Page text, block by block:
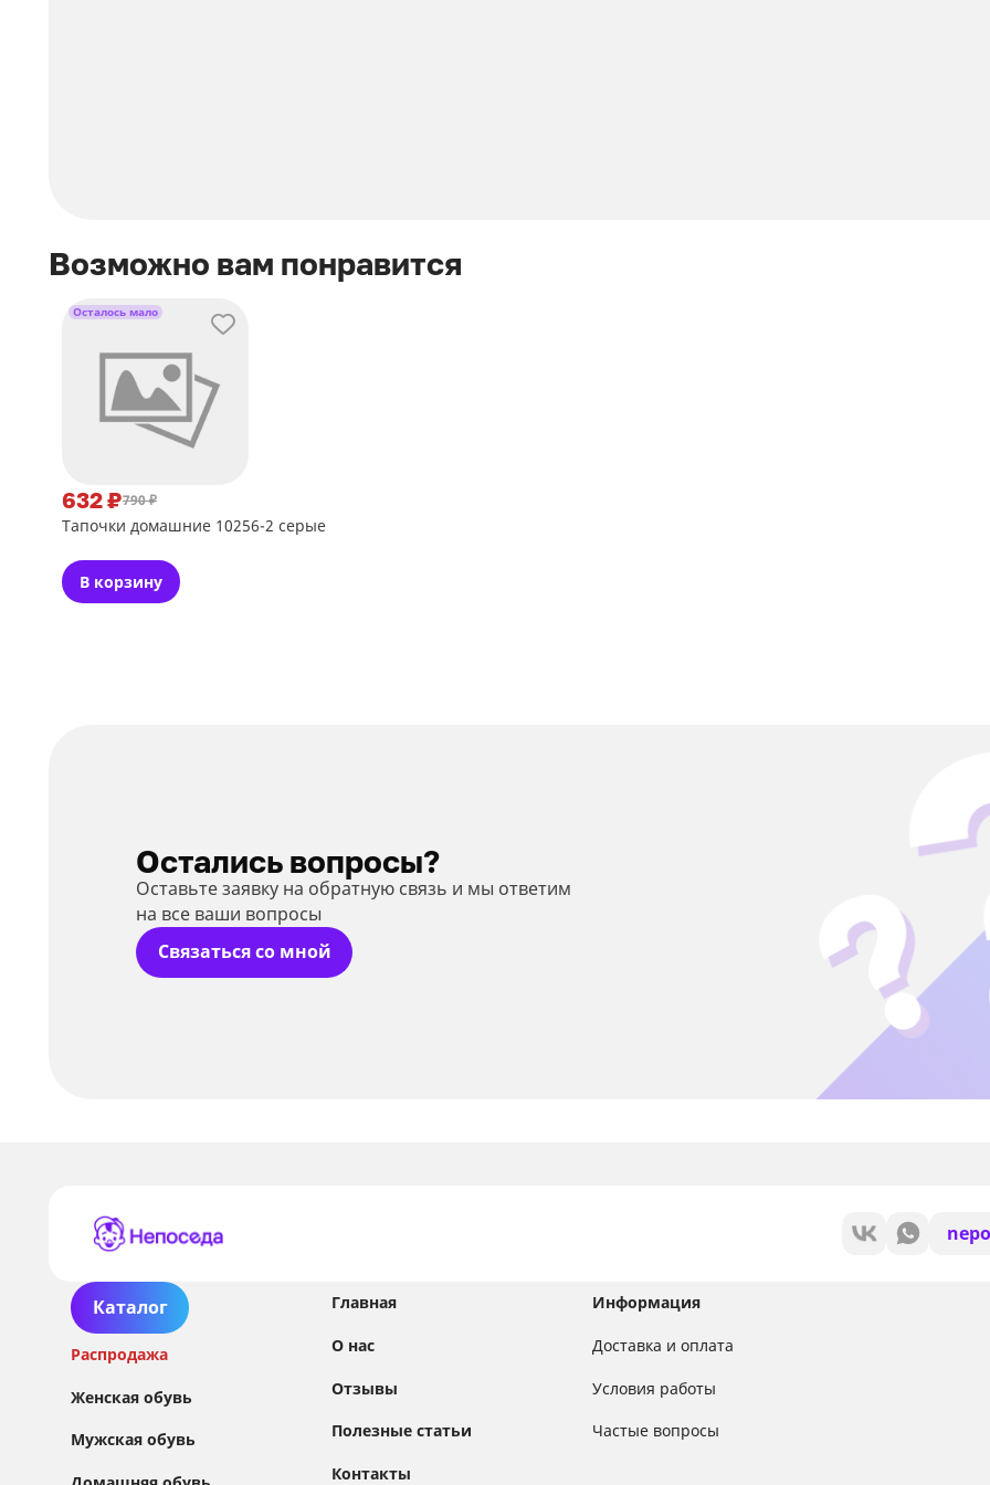
Возможно вам понравится
Осталось мало
632 ₽790 ₽
Тапочки домашние 10256-2 серые
В корзину
Остались вопросы?
Оставьте заявку на обратную связь и мы ответим
на все ваши вопросы
Связаться со мной
Каталог
Распродажа
Женская обувь
Мужская обувь
Главная
О нас
Отзывы
Полезные статьи
Контакты
Информация
Доставка и оплата
Условия работы
Частые вопросы